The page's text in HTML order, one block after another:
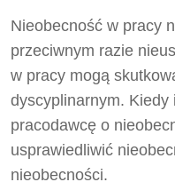
Nieobecność w pracy
przeciwnym razie
w pracy mogą
dyscyplinarnym.
pracodawcę o
usprawiedliwić
nieobecności.